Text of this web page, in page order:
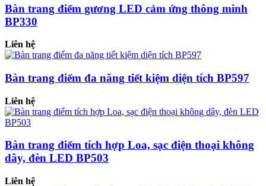
Bàn trang điểm gương LED cảm ứng thông minh
BP330
Liên hệ
Bàn trang điểm đa năng tiết kiệm diện tích BP597
Liên hệ
Bàn trang điểm tích hợp Loa, sạc điện thoại không
dây, đèn LED BP503
Liên hệ